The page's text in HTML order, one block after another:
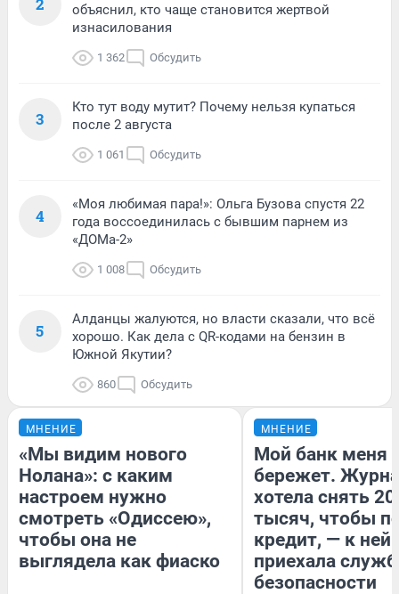
объяснил, кто чаще становится жертвой
изнасилования
1 362 Обсудить
3
Кто тут воду мутит? Почему нельзя купаться
после 2 августа
1 061 Обсудить
4
«Моя любимая пара!»: Ольга Бузова спустя 22
года воссоединилась с бывшим парнем из
«ДОМа-2»
1 008 Обсудить
5
Алданцы жалуются, но власти сказали, что всё
хорошо. Как дела с QR-кодами на бензин в
Южной Якутии?
860 Обсудить
МНЕНИЕ
«Мы видим нового
Нолана»: с каким
настроем нужно
смотреть «Одиссею»,
чтобы она не
выглядела как фиаско
МНЕНИЕ
Мой банк меня
бережет.
хотела снять
тысяч, чтобы
кредит, — к
приехала
безопасности